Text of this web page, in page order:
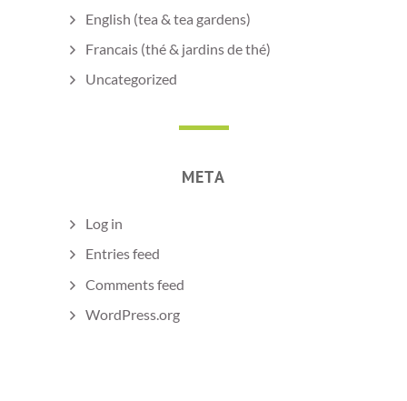
English (tea & tea gardens)
Francais (thé & jardins de thé)
Uncategorized
META
Log in
Entries feed
Comments feed
WordPress.org